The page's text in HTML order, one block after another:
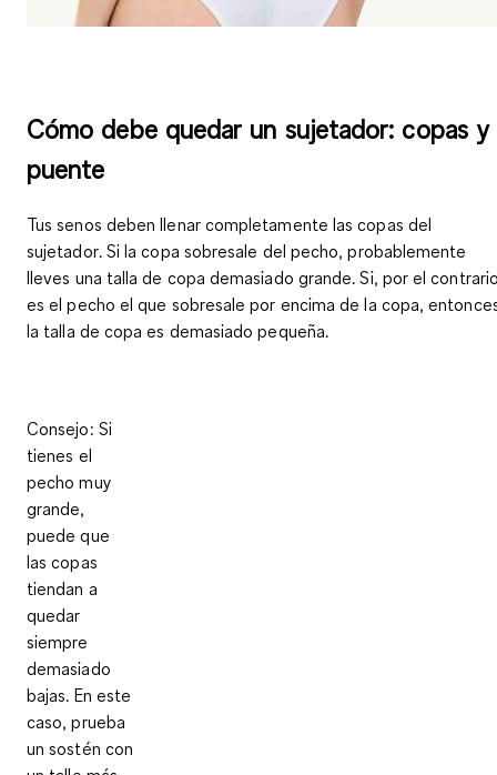
Cómo debe quedar un sujetador: copas y
puente
Tus senos debenllenar completamente las copas del
sujetador. Si la copa sobresale del pecho, probablemente
lleves una talla de copa demasiado grande. Si, por el
es el pecho el que sobresale por encima de la copa,
la talla de copa es demasiado pequeña.
Consejo: Si
tienes el
pecho muy
grande,
puede que
las copas
tiendan a
quedar
siempre
demasiado
bajas. En este
caso, prueba
un sostén con